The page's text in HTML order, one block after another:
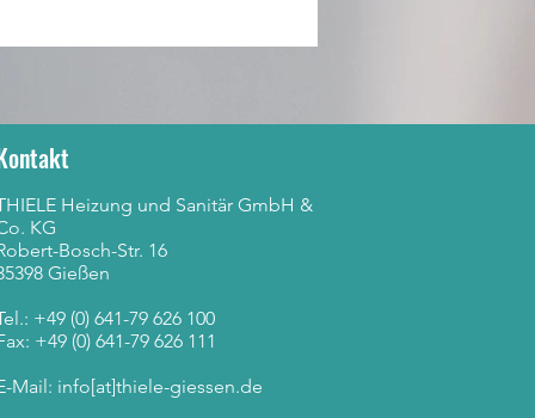
Heizung und Sanitär GmbH &
KG
Bosch-Str. 16
Gießen
+49 (0) 641-79 626 100
+49 (0) 641-79 626 111
Mail: info[at]thiele-giessen.de